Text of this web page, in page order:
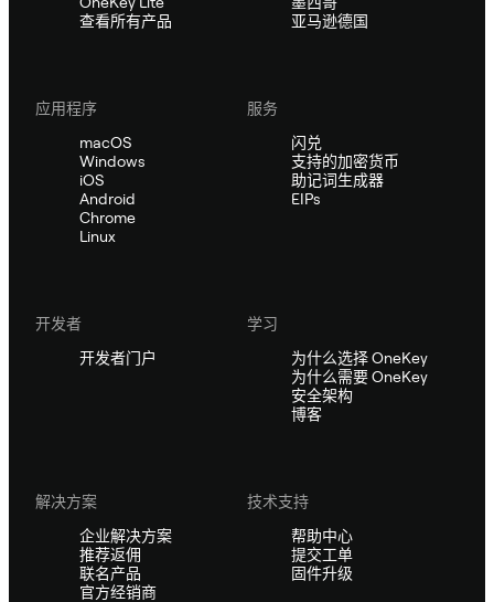
查看所有产品
亚马逊德国
应用程序
macOS
Windows
iOS
Android
Chrome
Linux
服务
闪兑
支持的加密货币
助记词生成器
EIPs
开发者
开发者门户
学习
为什么选择 OneKey
为什么需要 OneKey
安全架构
博客
解决方案
企业解决方案
推荐返佣
联名产品
官方经销商
技术支持
帮助中心
提交工单
固件升级